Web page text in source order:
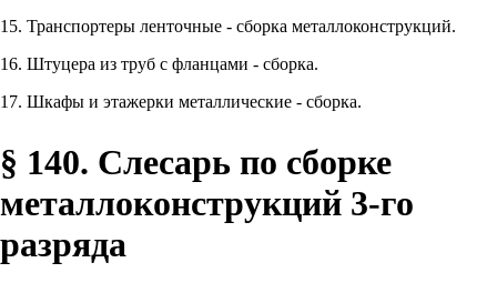
15. Транспортеры ленточные - сборка металлоконструкций.
16. Штуцера из труб с фланцами - сборка.
17. Шкафы и этажерки металлические - сборка.
§ 140. Слесарь по сборке
металлоконструкций 3-го
разряда